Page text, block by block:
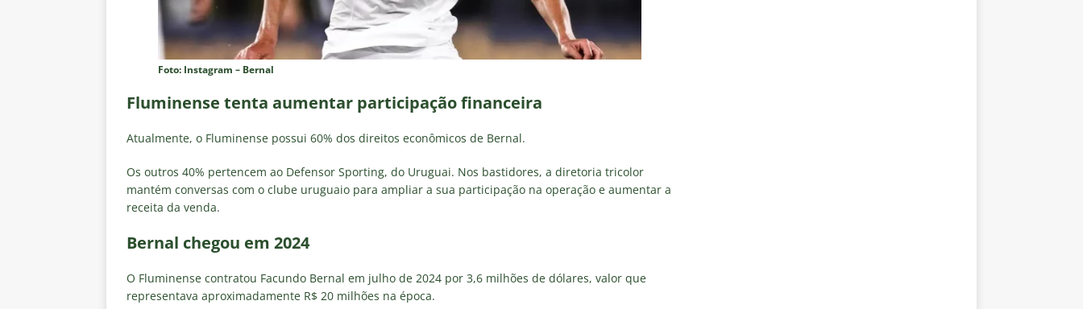
Foto: Instagram – Bernal
Fluminense tenta aumentar participação financeira
Atualmente, o Fluminense possui 60% dos direitos econômicos de Bernal.
Os outros 40% pertencem ao Defensor Sporting, do Uruguai. Nos bastidores, a diretoria tricolor
mantém conversas com o clube uruguaio para ampliar a sua participação na operação e aumentar a
receita da venda.
Bernal chegou em 2024
O Fluminense contratou Facundo Bernal em julho de 2024 por 3,6 milhões de dólares, valor que
representava aproximadamente R$ 20 milhões na época.